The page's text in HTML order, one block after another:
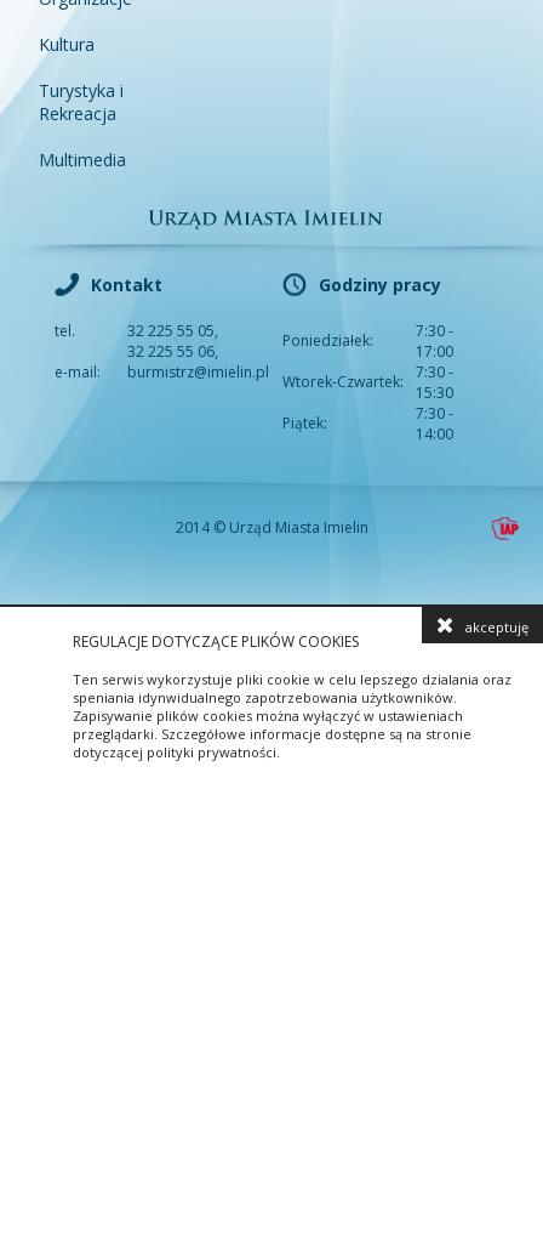
Kultura
Turystyka i
Rekreacja
Multimedia
Kontakt
tel.
32 225 55 05,
32 225 55 06,
e-mail:
burmistrz@imielin.pl
Godziny pracy
Poniedziałek:
7:30 -
17:00
Wtorek-Czwartek:
7:30 -
15:30
Piątek:
7:30 -
14:00
2014 © Urząd Miasta Imielin
REGULACJE DOTYCZĄCE PLIKÓW COOKIES
Ten serwis wykorzystuje pliki cookie w celu lepszego dzialania oraz
speniania idynwidualnego zapotrzebowania użytkowników.
Zapisywanie plików cookies można wyłączyć w ustawieniach
przeglądarki. Szczegółowe informacje dostępne są na stronie
dotyczącej polityki prywatności.
akceptuję